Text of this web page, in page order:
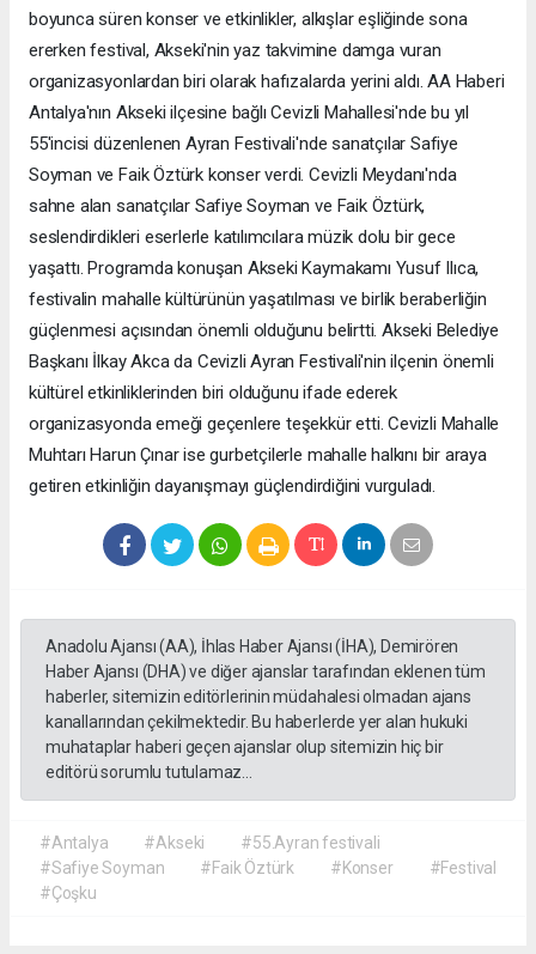
boyunca süren konser ve etkinlikler, alkışlar eşliğinde sona
ererken festival, Akseki'nin yaz takvimine damga vuran
organizasyonlardan biri olarak hafızalarda yerini aldı. AA Haberi
Antalya'nın Akseki ilçesine bağlı Cevizli Mahallesi'nde bu yıl
55'incisi düzenlenen Ayran Festivali'nde sanatçılar Safiye
Soyman ve Faik Öztürk konser verdi. Cevizli Meydanı'nda
sahne alan sanatçılar Safiye Soyman ve Faik Öztürk,
seslendirdikleri eserlerle katılımcılara müzik dolu bir gece
yaşattı. Programda konuşan Akseki Kaymakamı Yusuf Ilıca,
festivalin mahalle kültürünün yaşatılması ve birlik beraberliğin
güçlenmesi açısından önemli olduğunu belirtti. Akseki Belediye
Başkanı İlkay Akca da Cevizli Ayran Festivali'nin ilçenin önemli
kültürel etkinliklerinden biri olduğunu ifade ederek
organizasyonda emeği geçenlere teşekkür etti. Cevizli Mahalle
Muhtarı Harun Çınar ise gurbetçilerle mahalle halkını bir araya
getiren etkinliğin dayanışmayı güçlendirdiğini vurguladı.
Anadolu Ajansı (AA), İhlas Haber Ajansı (İHA), Demirören
Haber Ajansı (DHA) ve diğer ajanslar tarafından eklenen tüm
haberler, sitemizin editörlerinin müdahalesi olmadan ajans
kanallarından çekilmektedir. Bu haberlerde yer alan hukuki
muhataplar haberi geçen ajanslar olup sitemizin hiç bir
editörü sorumlu tutulamaz...
#Antalya #Akseki
#55.Ayran festivali
#Safiye Soyman
#Faik Öztürk #Konser
#Festival
#Çoşku